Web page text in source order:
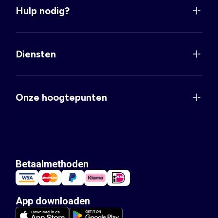
Hulp nodig?
Diensten
Onze hoogtepunten
Betaalmethoden
App downloaden